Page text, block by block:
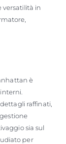
versatilità in
è
raffinati,
sia sul
per